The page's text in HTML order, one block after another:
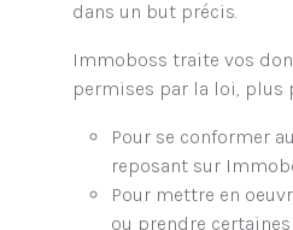
dans un but précis.
Immoboss traite vos
permises par la loi, plus
Pour se conformer
reposant sur
Pour mettre en
ou prendre